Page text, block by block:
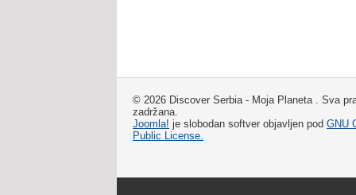
© 2026 Discover Serbia - Moja Planeta . Sva
zadržana.
Joomla! je slobodan softver objavljen pod GNU
Public License.